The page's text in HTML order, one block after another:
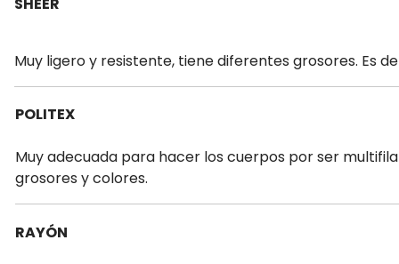
Muy ligero y resistente, tiene diferentes grosores. Es
POLITEX
Muy adecuada para hacer los cuerpos por ser
grosores y colores.
RAYÓN